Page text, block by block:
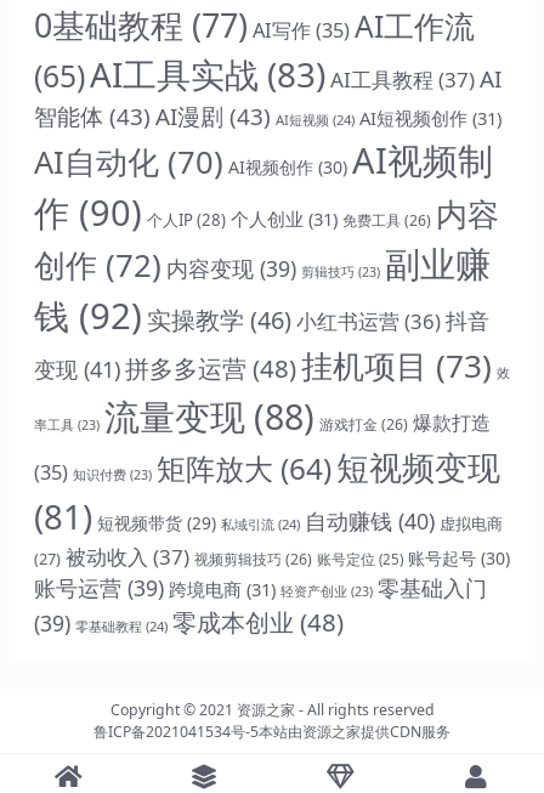
0基础教程 (77) AI写作(35)AI工作流
(65)AI工具实战 (83)AI工具教程 (37)AI
智能体 (43)AI漫剧 (43) AI短视频 (24) AI短视频创作 (31)
AI自动化 (70) AI视频创作 (30) AI视频制
作 (90) 个人IP(28) 个人创业 (31) 免费工具(26) 内容
创作 (72) 内容变现 (39) 剪辑技巧 (23) 副业赚
钱 (92) 实操教学 (46) 小红书运营(36)抖音
变现 (41)拼多多运营 (48)挂机项目 (73) 效
率工具 (23) 流量变现 (88) 游戏打金(26) 爆款打造
(35) 知识付费 (23) 矩阵放大 (64)短视频变现
(81) 短视频带货 (29) 私域引流 (24) 自动赚钱 (40) 虚拟电商
(27) 被动收入 (37) 视频剪辑技巧(26) 账号定位 (25) 账号起号 (30)
账号运营 (39) 跨境电商 (31) 轻资产创业 (23) 零基础入门
(39) 零基础教程 (24) 零成本创业 (48)
Copyright © 2021 资源之家 - All rights reserved
鲁ICP备2021041534号-5本站由资源之家提供CDN服务